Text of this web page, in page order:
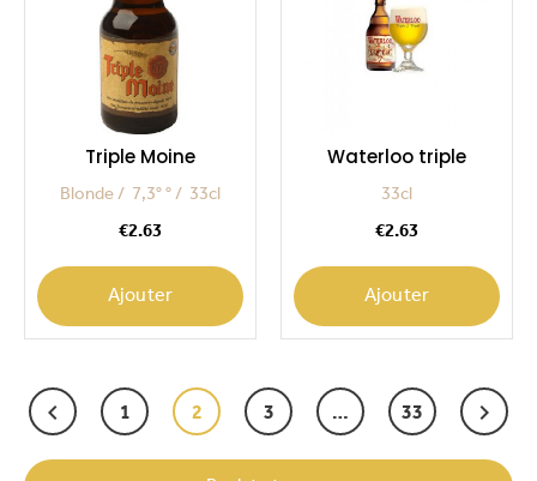
Triple Moine
Blonde 7,3° ° 33cl
€2.63
Ajouter
Waterloo triple
33cl
€2.63
Ajouter
 1 2 3 … 33 